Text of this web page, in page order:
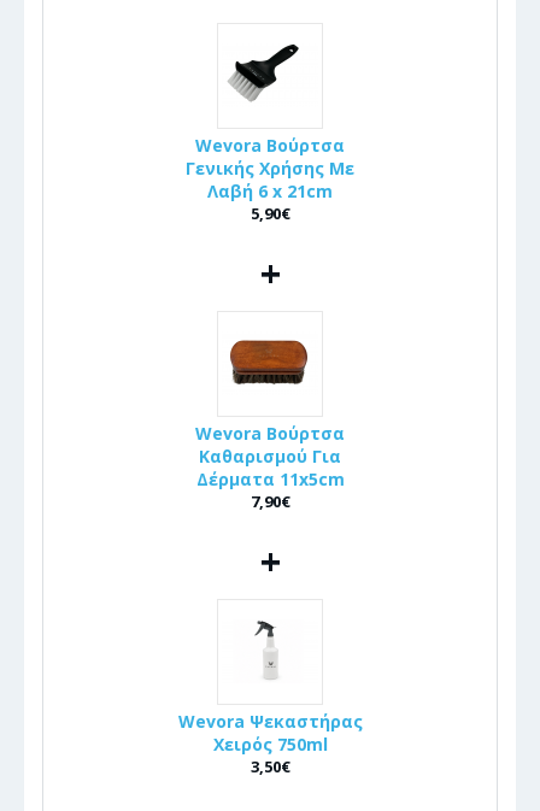
Wevora Βούρτσα
Γενικής Χρήσης Με
Λαβή 6 x 21cm
5,90€
+
Wevora Βούρτσα
Καθαρισμού Για
Δέρματα 11x5cm
7,90€
+
Wevora Ψεκαστήρας
Χειρός 750ml
3,50€